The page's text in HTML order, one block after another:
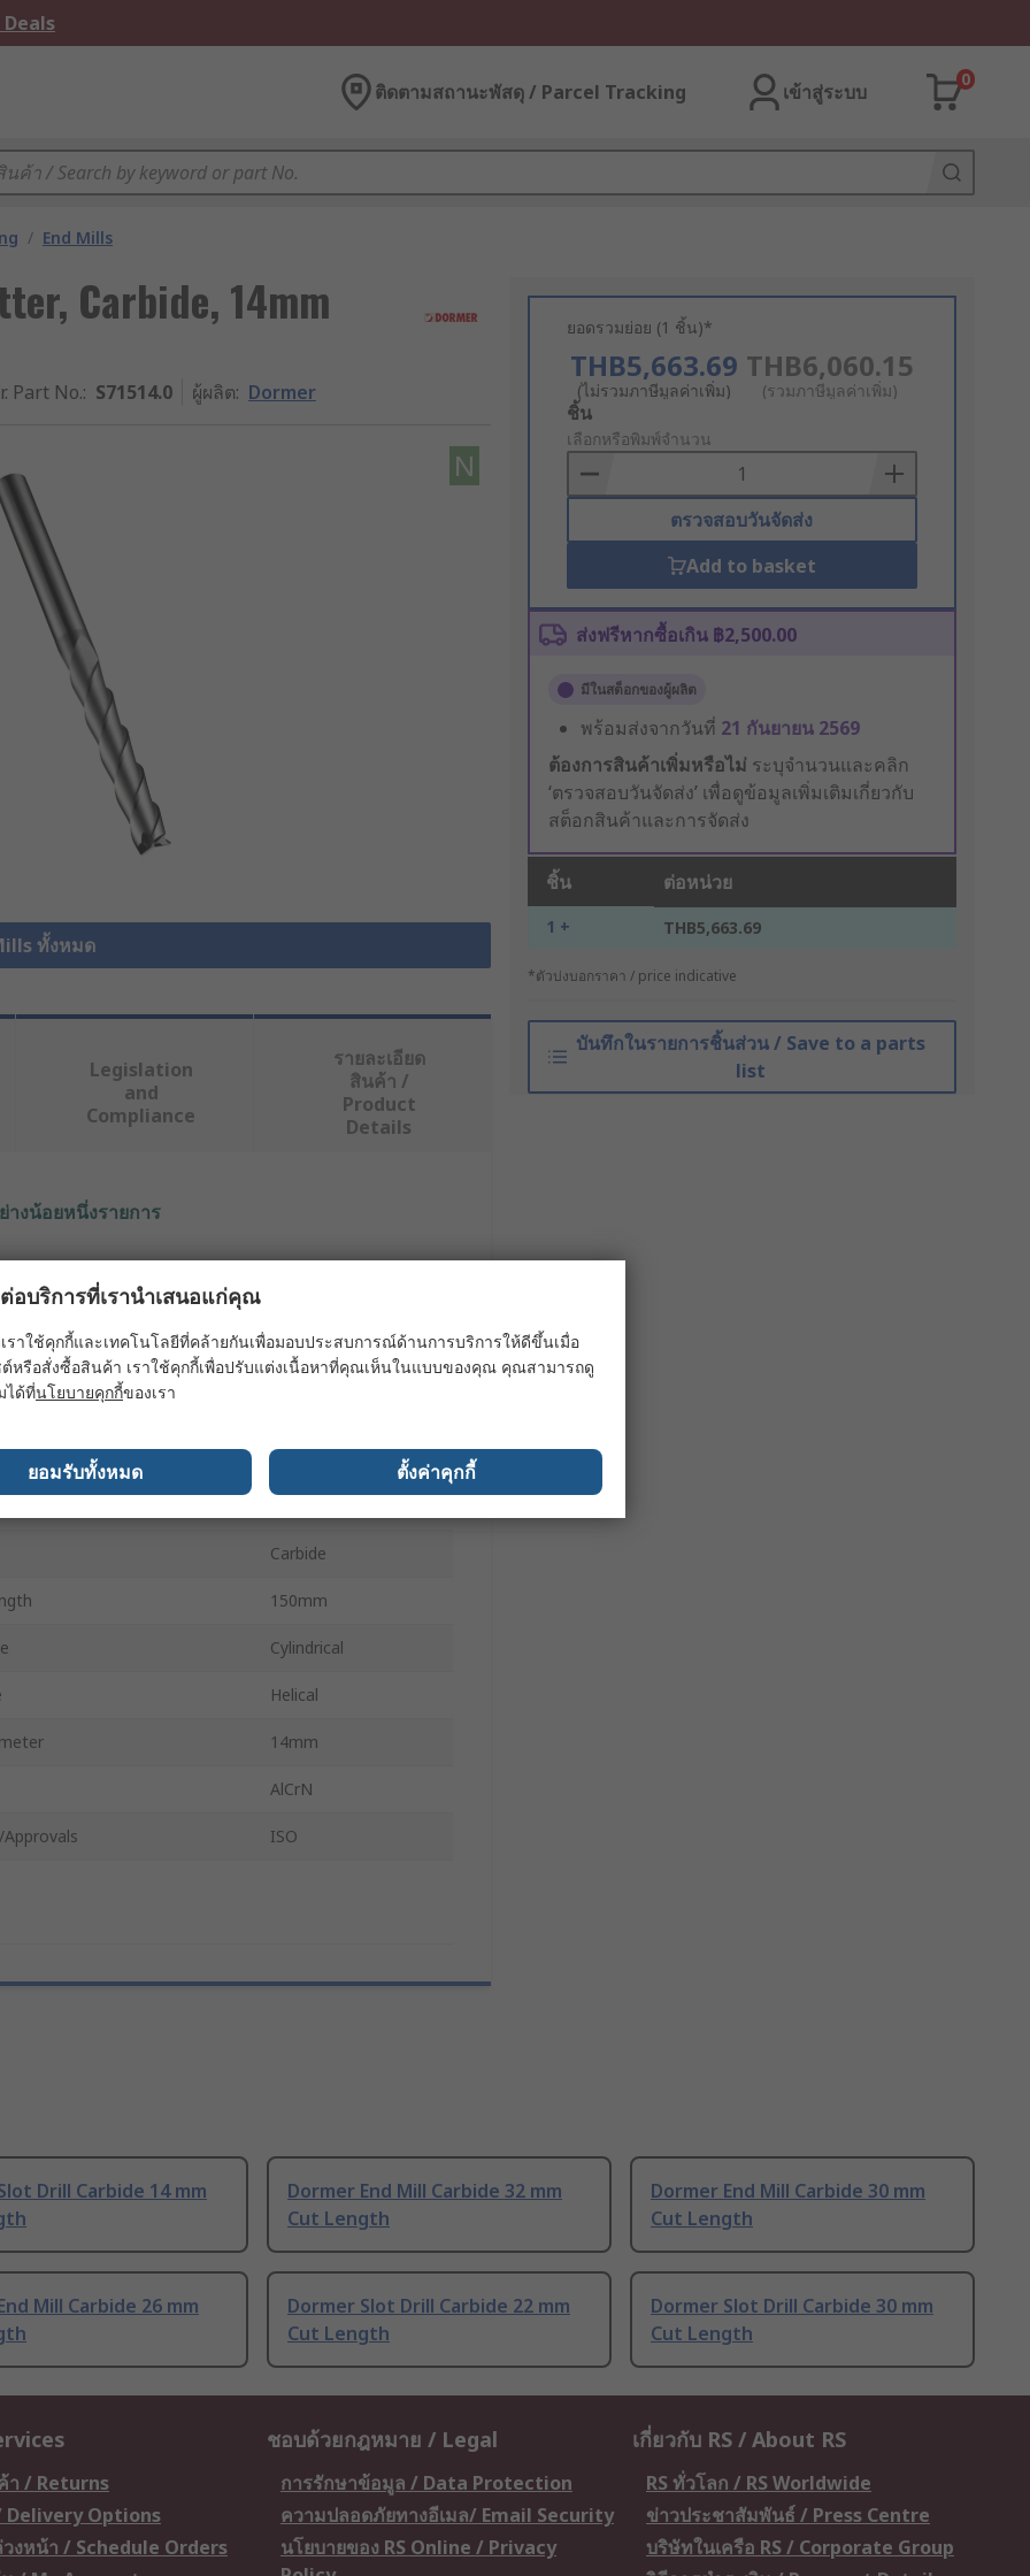
ติดตามสถานะพัสดุ / Parcel Tracking เข้าสู่ระบบ
0
/ End Mills
Carbide, 14mm
Part No.: S71514.0 ผู้ผลิต: Dormer
N
ทั้งหมด
ยอดรวมย่อย (1 ชิ้น)*
THB5,663.69
(ไม่รวมภาษีมูลค่าเพิ่ม)
THB6,060.15
(รวมภาษีมูลค่าเพิ่ม)
Add
to
Basket
ชิ้น
เลือกหรือพิมพ์จำนวน
ตรวจสอบวันจัดส่ง
Add to basket
ส่งฟรีหากซื้อเกิน ฿2,500.00
มีในสต็อกของผู้ผลิต
พร้อมส่งจากวันที่ 21 กันยายน 2569
ต้องการสินค้าเพิ่มหรือไม่ ระบุจำนวนและคลิก
‘ตรวจสอบวันจัดส่ง’ เพื่อดูข้อมูลเพิ่มเติมเกี่ยวกับ
สต็อกสินค้าและการจัดส่ง
ชิ้น ต่อหน่วย
1 + THB5,663.69
*ตัวบ่งบอกราคา / price indicative
บันทึกในรายการชิ้นส่วน / Save to a parts
list
Legislation
and
Compliance
รายละเอียด
สินค้า /
Product
Details
งน้อยหนึ่งรายการ
ค่า
14mm
75mm
Carbide
150mm
Cylindrical
Helical
14mm
AlCrN
ISO
Drill Carbide 14 mm
Dormer End Mill Carbide 32 mm
Cut Length
Dormer End Mill Carbide 30 mm
Cut Length
Mill Carbide 26 mm
Dormer Slot Drill Carbide 22 mm
Cut Length
Dormer Slot Drill Carbide 30 mm
Cut Length
า / Returns
Delivery Options
งหน้า / Schedule Orders
ชอบด้วยกฎหมาย / Legal
การรักษาข้อมูล / Data Protection
ความปลอดภัยทางอีเมล/ Email Security
นโยบายของ RS Online / Privacy
เกี่ยวกับ RS / About RS
RS ทั่วโลก / RS Worldwide
ข่าวประชาสัมพันธ์ / Press Centre
บริษัทในเครือ RS / Corporate Group
อบริการที่เรานำเสนอแก่คุณ
ราใช้คุกกี้และเทคโนโลยีที่คล้ายกันเพื่อมอบประสบการณ์ด้านการบริการให้ดีขึ้นเมื่อ
หรือสั่งซื้อสินค้า เราใช้คุกกี้เพื่อปรับแต่งเนื้อหาที่คุณเห็นในแบบของคุณ คุณสามารถดู
ได้ที่นโยบายคุกกี้ของเรา
ยอมรับทั้งหมด ตั้งค่าคุกกี้